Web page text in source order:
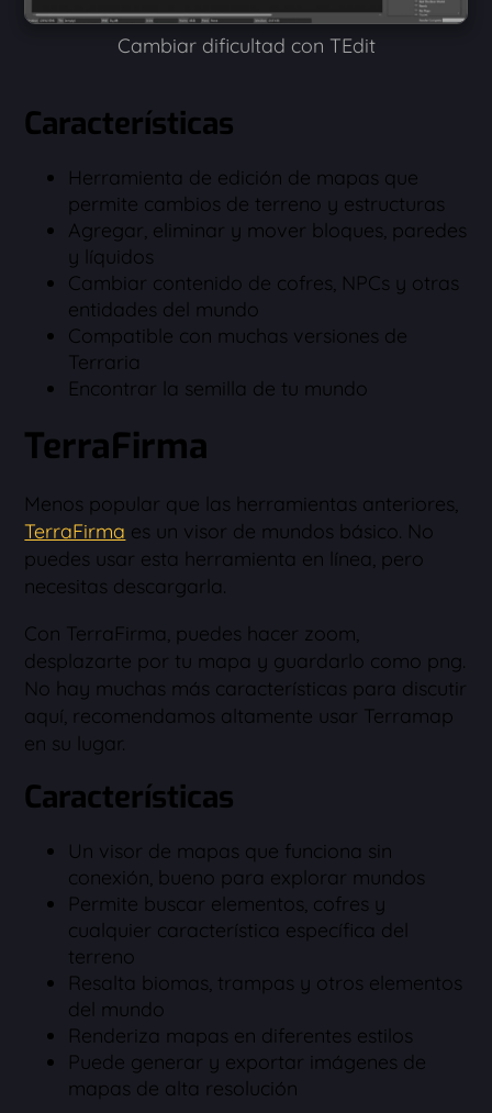
Cambiar dificultad con TEdit
Características
Herramienta de edición de mapas que
permite cambios de terreno y estructuras
Agregar, eliminar y mover bloques, paredes
y líquidos
Cambiar contenido de cofres, NPCs y otras
entidades del mundo
Compatible con muchas versiones de
Terraria
Encontrar la semilla de tu mundo
TerraFirma
Menos popular que las herramientas anteriores,
TerraFirma es un visor de mundos básico. No
puedes usar esta herramienta en línea, pero
necesitas descargarla.
Con TerraFirma, puedes hacer zoom,
desplazarte por tu mapa y guardarlo como png.
No hay muchas más características para discutir
aquí, recomendamos altamente usar Terramap
en su lugar.
Características
Un visor de mapas que funciona sin
conexión, bueno para explorar mundos
Permite buscar elementos, cofres y
cualquier característica específica del
terreno
Resalta biomas, trampas y otros elementos
del mundo
Renderiza mapas en diferentes estilos
Puede generar y exportar imágenes de
mapas de alta resolución